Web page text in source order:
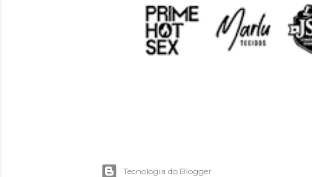
Tecnologia do Blogger